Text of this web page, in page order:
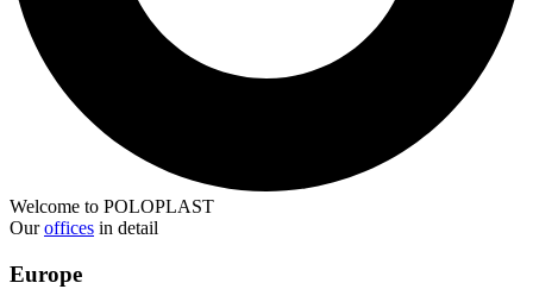
Welcome to POLOPLAST
Ouroffices in detail
Europe